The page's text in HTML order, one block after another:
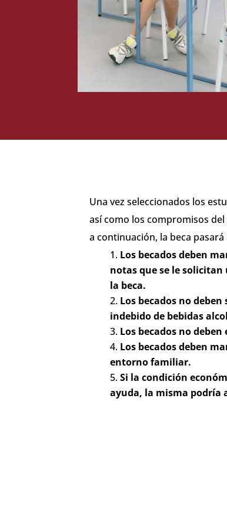
Una vez seleccionados los
así como los compromisos
a continuación, la beca pasará
Los becados deben
notas que se le
la beca.
Los becados no
indebido de bebidas
Los becados no
Los becados deben
entorno familiar.
Si la condición
ayuda, la misma podría